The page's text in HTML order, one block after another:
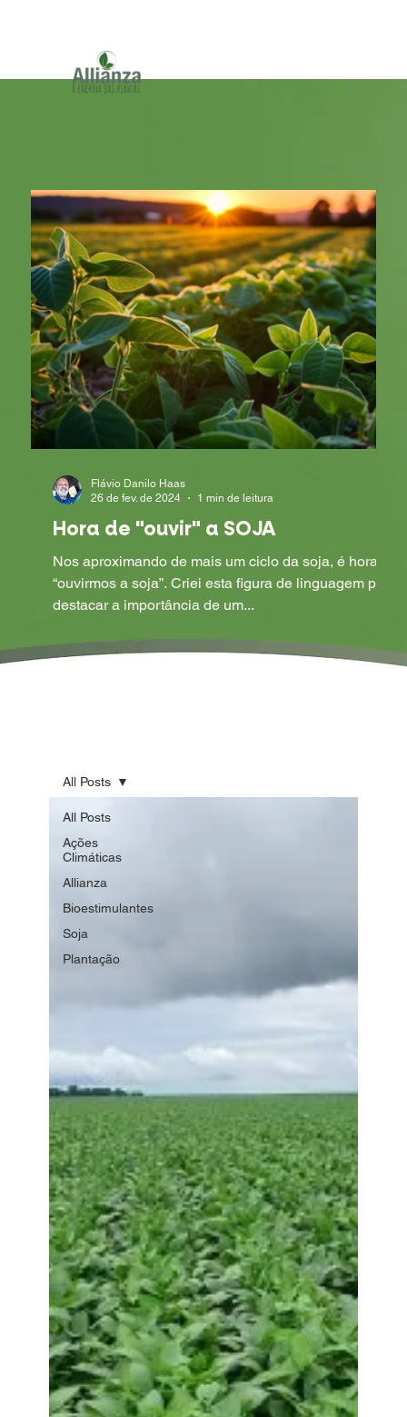
Hora de "ouvir" a SOJA
Nos aproximando de mais um ciclo da soja, é hora de
“ouvirmos a soja”. Criei esta figura de linguagem para
destacar a importância de um...
Flávio Danilo Haas
26 de fev. de 2024
1 min de leitura
All Posts
Ações
Climáticas
Allianza
Bioestimulantes
Soja
Plantação
All Posts